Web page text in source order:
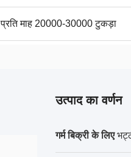
प्रति माह 20000-30000 टुकड़ा
उत्पाद का वर्णन
गर्म बिक्री के लिए